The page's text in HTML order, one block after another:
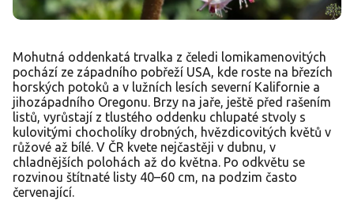
Mohutná oddenkatá trvalka z čeledi lomikamenovitých
pochází ze západního pobřeží USA, kde roste na březích
horských potoků a v lužních lesích severní Kalifornie a
jihozápadního Oregonu. Brzy na jaře, ještě před rašením
listů, vyrůstají z tlustého oddenku chlupaté stvoly s
kulovitými chocholíky drobných, hvězdicovitých květů v
růžové až bílé. V ČR kvete nejčastěji v dubnu, v
chladnějších polohách až do května. Po odkvětu se
rozvinou štítnaté listy 40–60 cm, na podzim často
červenající.